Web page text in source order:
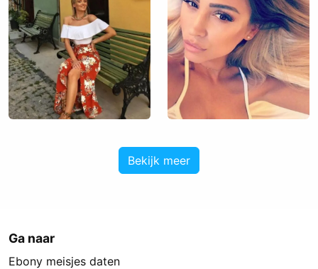
Bekijk meer
Ga naar
Ebony meisjes daten